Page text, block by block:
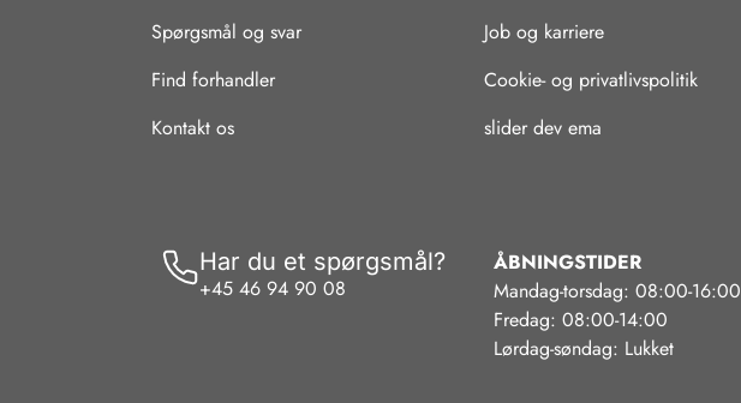
Spørgsmål og svar
Find forhandler
Kontakt os
Job og karriere
Cookie- og privatlivspolitik
slider dev ema
Har du et spørgsmål?
+45 46 94 90 08
ÅBNINGSTIDER
Mandag-torsdag: 08:00-16:00
Fredag: 08:00-14:00
Lørdag-søndag: Lukket